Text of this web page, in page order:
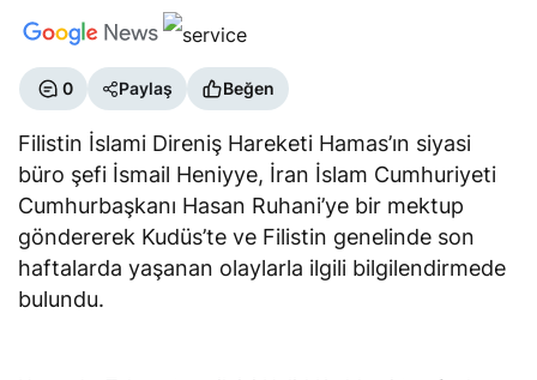
0 Paylaş Beğen
Filistin İslami Direniş Hareketi Hamas’ın siyasi
büro şefi İsmail Heniyye, İran İslam Cumhuriyeti
Cumhurbaşkanı Hasan Ruhani’ye bir mektup
göndererek Kudüs’te ve Filistin genelinde son
haftalarda yaşanan olaylarla ilgili bilgilendirmede
bulundu.